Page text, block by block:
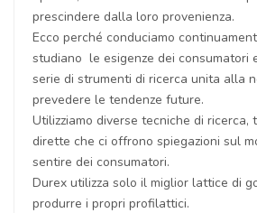
prescindere dalla loro provenienza.
Ecco perché conduciamo
studiano le esigenze dei consumatori
serie di strumenti di ricerca unita alla
prevedere le tendenze future.
Utilizziamo diverse tecniche di ricerca,
dirette che ci offrono spiegazioni sul
sentire dei consumatori.
Durex utilizza solo il miglior lattice di
produrre i propri profilattici.